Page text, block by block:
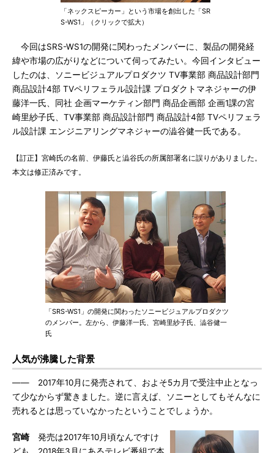
「ネックスピーカー」という市場を創出した「SR
S-WS1」（クリックで拡大）
今回はSRS-WS1の開発に関わったメンバーに、製品の開発経
緯や市場の広がりなどについて伺ってみたい。今回インタビュー
したのは、ソニービジュアルプロダクツ TV事業部 商品設計部門
商品設計4部 TVペリフェラル設計課 プロダクトマネジャーの伊
藤洋一氏、同社 企画マーケティン部門 商品企画部 企画1課の宮
崎里紗子氏、TV事業部 商品設計部門 商品設計4部 TVペリフェラ
ル設計課 エンジニアリングマネジャーの澁谷健一氏である。
【訂正】宮崎氏の名前、伊藤氏と澁谷氏の所属部署名に誤りがありました。
本文は修正済みです。
「SRS-WS1」の開発に関わったソニービジュアルプロダクツ
のメンバー。左から、伊藤洋一氏、宮崎里紗子氏、澁谷健一
氏
人気が沸騰した背景
―― 2017年10月に発売されて、およそ5カ月で受注中止となっ
て少なからず驚きました。逆に言えば、ソニーとしてもそんなに
売れるとは思っていなかったということでしょうか。
宮崎 発売は2017年10月頃なんですけ